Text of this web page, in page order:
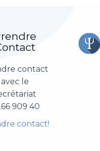
contact
avec le
909 40
contact!